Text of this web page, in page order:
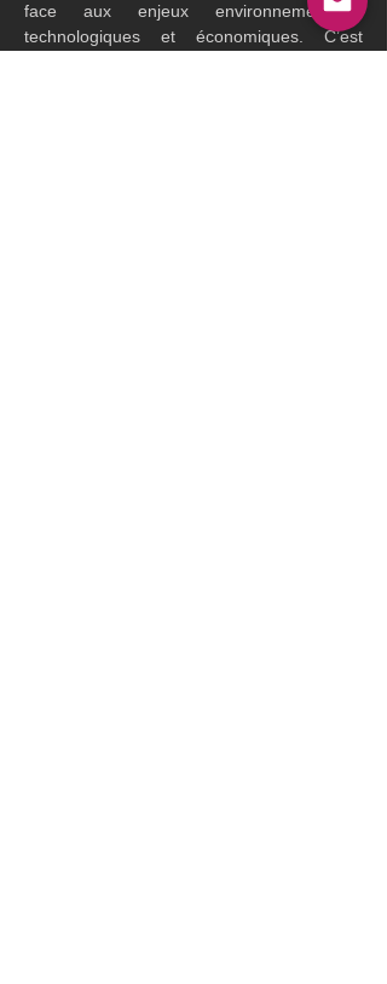
face aux enjeux environnementaux,
technologiques et économiques. C’est